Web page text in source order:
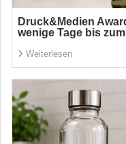
Druck&Medien
wenige Tage bis
Weiterlesen